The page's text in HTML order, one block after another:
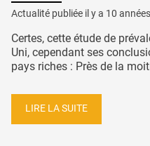
Actualité publiée il y a 10
Certes, cette étude de
Uni, cependant ses
pays riches : Près de la
LIRE LA SUITE